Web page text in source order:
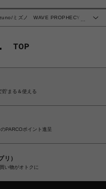
…
ミズノ WAVE PROPHECY
貯まる＆使える
PARCOポイント進呈
）
い物がオトクに